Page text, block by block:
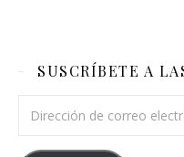
SUSCRÍBETE A